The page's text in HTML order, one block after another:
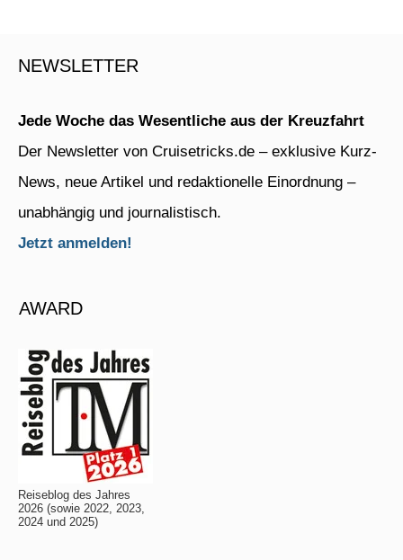
NEWSLETTER
Jede Woche das Wesentliche aus der Kreuzfahrt
Der Newsletter von Cruisetricks.de – exklusive Kurz-
News, neue Artikel und redaktionelle Einordnung –
unabhängig und journalistisch.
Jetzt anmelden!
AWARD
Reiseblog des Jahres
2026 (sowie 2022, 2023,
2024 und 2025)